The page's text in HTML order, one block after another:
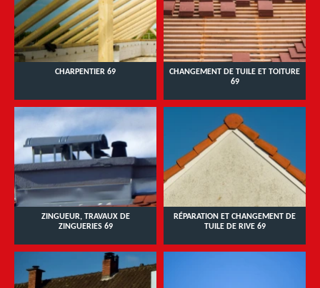
CHARPENTIER 69
CHANGEMENT DE TUILE ET TOITURE
69
ZINGUEUR, TRAVAUX DE
ZINGUERIES 69
RÉPARATION ET CHANGEMENT DE
TUILE DE RIVE 69